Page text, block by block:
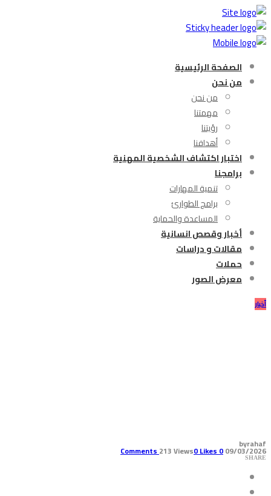
الصفحة الرئيسية
من نحن
من نحن
مهمتنا
رؤيتنا
أهدافنا
اختبار اكتشاف الشخصية المهنية
برامجنا
تنمية المهارات
برامج الطوارئ
المساعدة والحماية
أخبار وقصص انسانية
مقالات و دراسات
حملات
معرض الصور
أخبار
byrahaf
09/03/2026
0
Comments
213 Views0Likes SHARE